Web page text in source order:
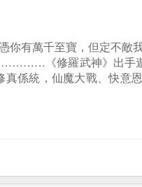
你有萬千至寶，但定不敵
《修羅武神》出手
係統，仙魔大戰、快意